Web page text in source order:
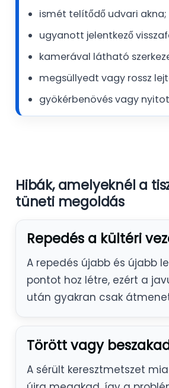
ismét telítődő udvari akna;
ugyanott jelentkező
kamerával látható
megsüllyedt vagy rossz
gyökérbenövés vagy
Hibák, amelyeknél a
tüneti megoldás
Repedés a kültéri
A repedés újabb és újabb
pontot hoz létre, ezért a
után gyakran csak
Törött vagy
A sérült keresztmetszet